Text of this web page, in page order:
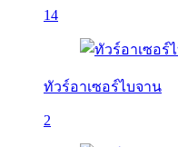
14
ทัวร์อาเซอร์ไบจาน
2